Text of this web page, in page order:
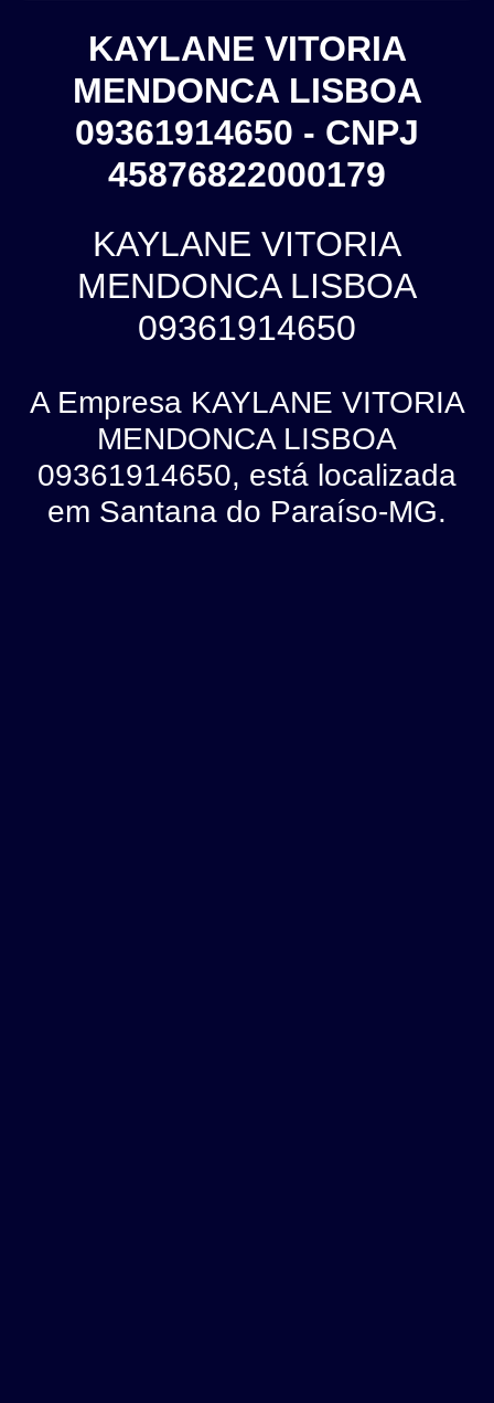
KAYLANE VITORIA
MENDONCA LISBOA
09361914650 - CNPJ
45876822000179
KAYLANE VITORIA
MENDONCA LISBOA
09361914650
A Empresa KAYLANE VITORIA
MENDONCA LISBOA
09361914650, está localizada
em Santana do Paraíso-MG.